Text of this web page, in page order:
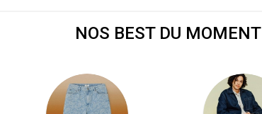
NOS BEST DU MOMENT